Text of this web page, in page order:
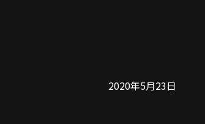
2020年5月23日